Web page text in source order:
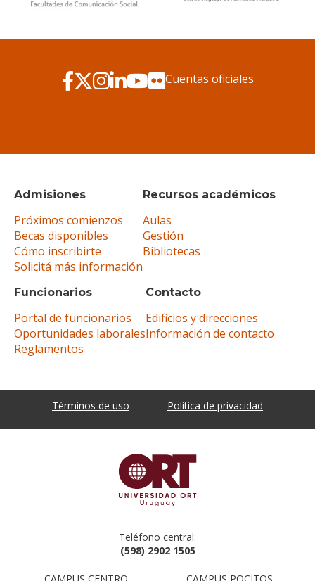
Admisiones
Próximos comienzos
Becas disponibles
Cómo inscribirte
Solicitá más información
Recursos académicos
Aulas
Gestión
Bibliotecas
Funcionarios
Portal de funcionarios
Oportunidades laborales
Reglamentos
Contacto
Edificios y direcciones
Información de contacto
Cuentas oficiales
Términos de uso Política de privacidad
Teléfono central:
(598) 2902 1505